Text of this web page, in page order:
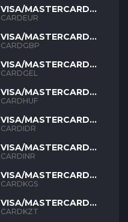
VISA/MASTERCARD
EUR
CARDEUR
VISA/MASTERCARD
GBP
CARDGBP
VISA/MASTERCARD
GEL
CARDGEL
VISA/MASTERCARD
HUF
CARDHUF
VISA/MASTERCARD
IDR
CARDIDR
VISA/MASTERCARD
INR
CARDINR
VISA/MASTERCARD
KGS
CARDKGS
VISA/MASTERCARD
KZT
CARDKZT